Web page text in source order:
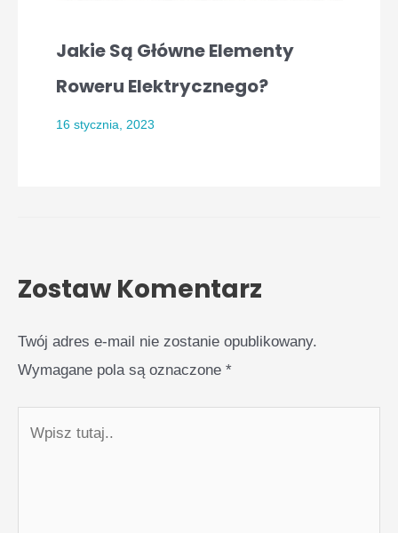
Jakie Są Główne Elementy
Roweru Elektrycznego?
16 stycznia, 2023
Zostaw Komentarz
Twój adres e-mail nie zostanie opublikowany.
Wymagane pola są oznaczone *